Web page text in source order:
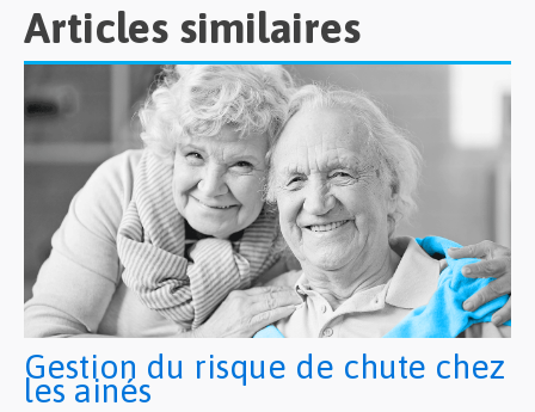
Articles similaires
Gestion du risque de chute chez
les ainés